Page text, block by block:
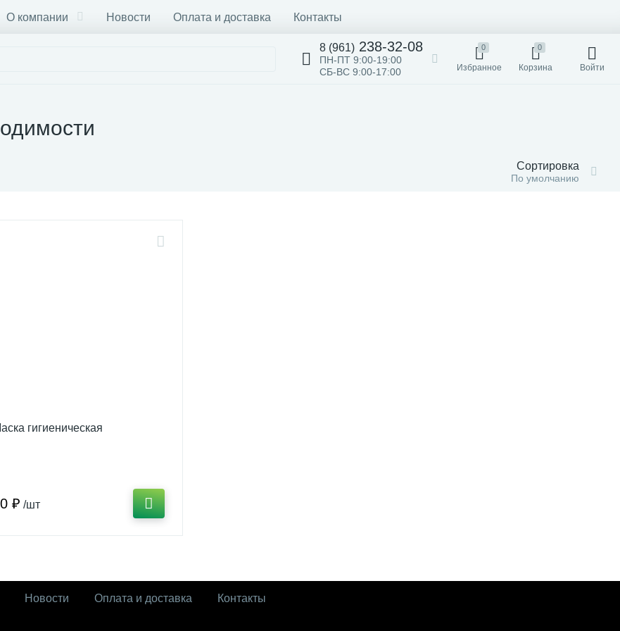
О компании Новости Оплата и доставка Контакты
8 (961) 238-32-08
ПН-ПТ 9:00-19:00
СБ-ВС 9:00-17:00
0
Избранное
0
Корзина Войти
Сортировка
По умолчанию
гигиеническая
₽ /шт
Новости Оплата и доставка Контакты